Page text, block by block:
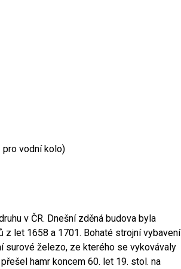
pro vodní kolo)
v ČR. Dnešní zděná budova byla
z let 1658 a 1701. Bohaté strojní vybavení
surové železo, ze kterého se vykovávaly
hamr koncem 60. let 19. stol. na